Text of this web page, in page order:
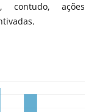
contudo, ações